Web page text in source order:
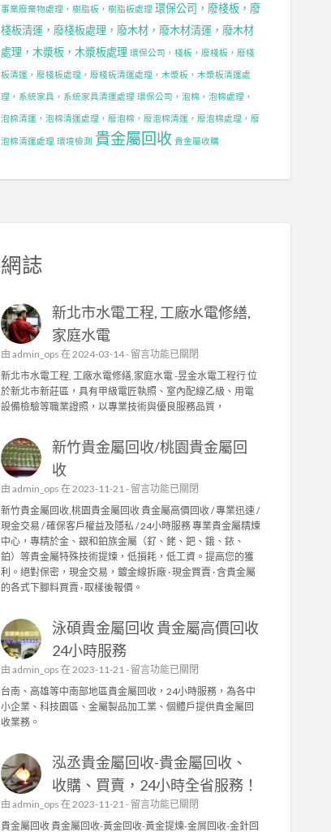
事業廢棄物處理，樹脂板，樹脂板處理 環保公司，廢棧板，廢
棧板清運，廢棧板處理，廢木材，廢木材清運，廢木材
處理，木漿板，木漿板處理 環保公司，棧板，廢棧板，廢棧
板清運，廢棧板處理，廢棧板清運處理，木漿板，木漿板清運處
理，系統家具，系統家具清運處理 環保公司，泡棉，泡棉處理，
泡棉清運，泡棉清運處理，廢泡棉，廢泡棉清運，廢泡棉處理，廢
泡棉清運處理 環境檢測 貴金屬回收 貴金屬收購
網誌
新北市水電工程, 工廠水電修繕,
家庭水電
由 admin_ops 在 2024-03-14 - 在
〈
新
北
市
電
,
工
廠
水
電
修
繕
庭
〉
中
留言功能已關閉
新北市水電工程, 工廠水電修繕,家庭水電 -昱金水電工程行 位
於新北市新莊區，具有甲級電匠執照、室內配線乙級、用電
設備檢驗等職業證照，以專業技術與優良服務品質，
新竹貴金屬回收/桃園貴金屬回
收
由 admin_ops 在 2023-11-21 - 在
〈
新
竹
貴
金
屬
回
/
貴
金
屬
中
留言功能已關閉
新竹貴金屬回收,桃園貴金屬回收 貴金屬高價回收 / 專業迅速 /
現金交易 / 確保客戶權益及隱私 / 24小時服務 專業貴金屬精煉
中心，專精於金、銀和鉑族金屬（釕、銠、鈀、鋨、銥、
鉑）等貴金屬特殊技術提煉，低損耗，低工資。提高您的獲
利。絕對保密，現金交易，鍍金線拆廠 · 現金買賣 · 含貴金屬
的各式下腳料買賣 · 取樣後報價。
泳碩貴金屬回收 貴金屬高價回收
24小時服務
由 admin_ops 在 2023-11-21 - 在
〈
泳
碩
屬
收
貴
金
留言功能已關閉
台南、高雄等中南部地區貴金屬回收，24小時服務，為各中
小企業、科技園區、金屬製品加工業、個體戶提供貴金屬回
收業務。
泓丞貴金屬回收-貴金屬回收、
收購、買賣，24小時全省服務！
由 admin_ops 在 2023-11-21 - 在
〈
留言功能已關閉
貴金屬回收 貴金屬回收-黃金回收-黃金提煉-金屑回收-金針回